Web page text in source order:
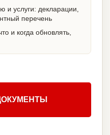
и услуги: декларации,
перечень
и когда обновлять,